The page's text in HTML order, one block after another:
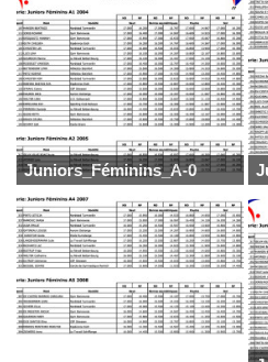
Juniors_Féminins_A-0